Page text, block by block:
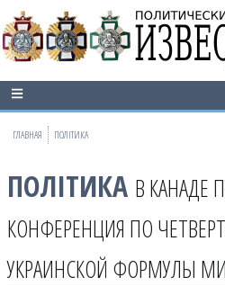
ГЛАВНАЯ ПОЛІТИКА
ПОЛІТИКА В КАНАДЕ
КОНФЕРЕНЦИЯ ПО
УКРАИНСКОЙ ФОРМУЛЫ